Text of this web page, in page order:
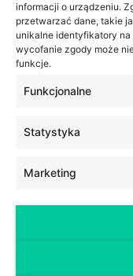
informacji o urządzeniu.
przetwarzać dane, takie
unikalne identyfikatory
wycofanie zgody może
funkcje.
Funkcjonalne
Statystyka
Marketing
propozycji
Codzienny
Ostatnie wpisy
Co pomaga w
50 podstawowych
Futur I, czyli czas